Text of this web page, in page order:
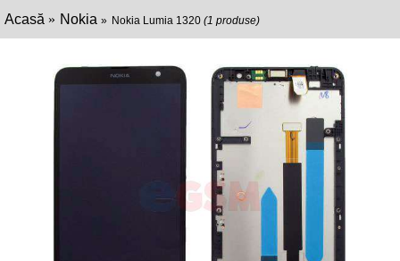
Acasă Nokia Nokia Lumia 1320 (1 produse)